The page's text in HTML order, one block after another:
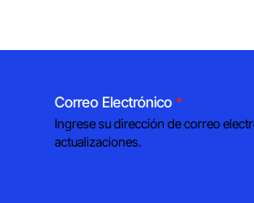
Correo Electrónico *
Ingrese su dirección de correo
actualizaciones.